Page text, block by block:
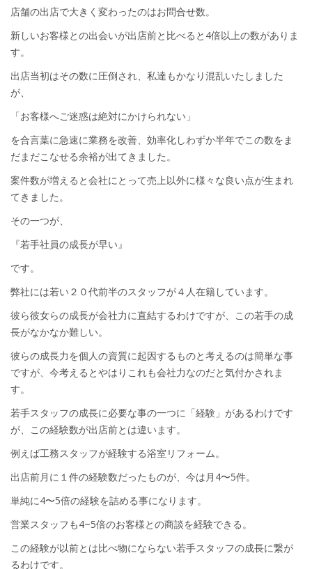
店舗の出店で大きく変わったのはお問合せ数。
新しいお客様との出会いが出店前と比べると4倍以上の数がありま
す。
出店当初はその数に圧倒され、私達もかなり混乱いたしました
が、
「お客様へご迷惑は絶対にかけられない」
を合言葉に急速に業務を改善、効率化しわずか半年でこの数をま
だまだこなせる余裕が出てきました。
案件数が増えると会社にとって売上以外に様々な良い点が生まれ
てきました。
その一つが、
『若手社員の成長が早い』
です。
弊社には若い２０代前半のスタッフが４人在籍しています。
彼ら彼女らの成長が会社力に直結するわけですが、この若手の成
長がなかなか難しい。
彼らの成長力を個人の資質に起因するものと考えるのは簡単な事
ですが、今考えるとやはりこれも会社力なのだと気付かされま
す。
若手スタッフの成長に必要な事の一つに「経験」があるわけです
が、この経験数が出店前とは違います。
例えば工務スタッフが経験する浴室リフォーム。
出店前月に１件の経験数だったものが、今は月4〜5件。
単純に4〜5倍の経験を詰める事になります。
営業スタッフも4~5倍のお客様との商談を経験できる。
この経験が以前とは比べ物にならない若手スタッフの成長に繋が
るわけです。